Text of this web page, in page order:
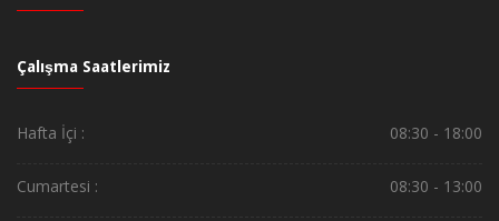
Çalışma Saatlerimiz
Hafta İçi : 08:30 - 18:00
Cumartesi : 08:30 - 13:00